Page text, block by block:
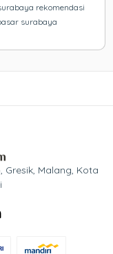
rekomendasi
surabaya
Malang, Kota